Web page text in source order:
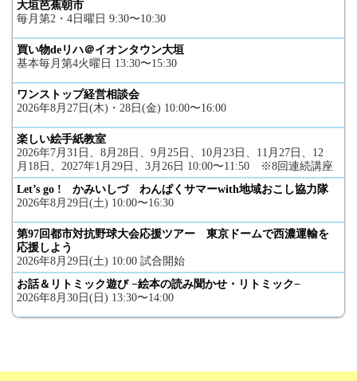
大垣芭蕉朝市
毎月第2・4日曜日 9:30〜10:30
買い物deリハ＠イオンタウン大垣
基本毎月第4火曜日 13:30〜15:30
ワンストップ経営相談会
2026年8月27日(木)・28日(金) 10:00〜16:00
楽しい絵手紙教室
2026年7月31日、8月28日、9月25日、10月23日、11月27日、12
月18日、2027年1月29日、3月26日 10:00〜11:50 ※8回連続講座
Let’s go ! かみいしづ わんぱくサマーwith地域おこし協力隊
2026年8月29日(土) 10:00〜16:30
第97回都市対抗野球大会応援ツアー 東京ドームで西濃運輸を
応援しよう
2026年8月29日(土) 10:00 試合開始
お話＆リトミック遊び −絵本の読み聞かせ・リトミック−
2026年8月30日(日) 13:30〜14:00